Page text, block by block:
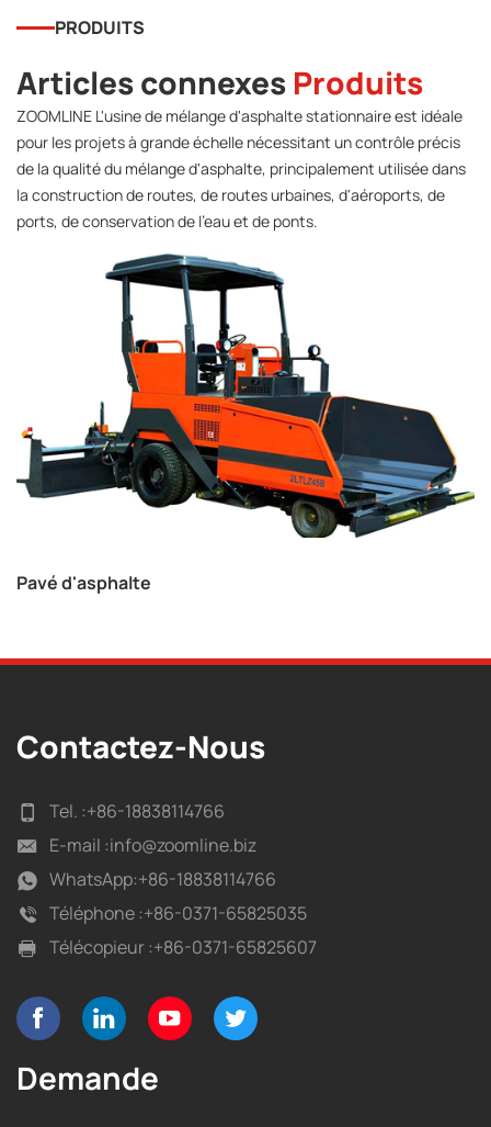
PRODUITS
Articles connexes Produits
ZOOMLINE L'usine de mélange d'asphalte stationnaire est idéale
pour les projets à grande échelle nécessitant un contrôle précis
de la qualité du mélange d'asphalte, principalement utilisée dans
la construction de routes, de routes urbaines, d'aéroports, de
ports, de conservation de l'eau et de ponts.
Pavé d'asphalte
Contactez-Nous
Tel. :+86-18838114766
E-mail :info@zoomline.biz
WhatsApp:+86-18838114766
Téléphone :+86-0371-65825035
Télécopieur :+86-0371-65825607
Demande